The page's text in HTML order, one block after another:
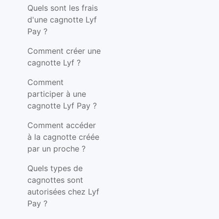
Quels sont les frais
d'une cagnotte Lyf
Pay ?
Comment créer une
cagnotte Lyf ?
Comment
participer à une
cagnotte Lyf Pay ?
Comment accéder
à la cagnotte créée
par un proche ?
Quels types de
cagnottes sont
autorisées chez Lyf
Pay ?